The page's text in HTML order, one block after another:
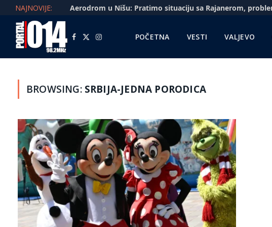
NAJNOVIJE:
Facebook
X
Instagram POČETNA VESTI VALJEVO
BROWSING: SRBIJA-JEDNA PORODICA